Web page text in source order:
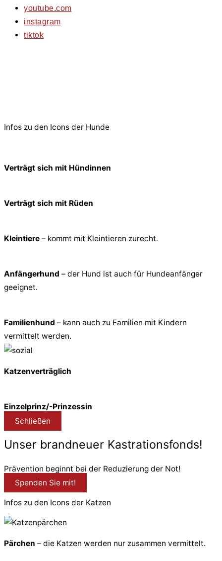
youtube.com
instagram
tiktok
Infos zu den Icons der Hunde
Verträgt sich mit Hündinnen
Verträgt sich mit Rüden
Kleintiere – kommt mit Kleintieren zurecht.
Anfängerhund – der Hund ist auch für Hundeanfänger
geeignet.
Familienhund – kann auch zu Familien mit Kindern
vermittelt werden.
Katzenverträglich
Einzelprinz/-Prinzessin
Schließen
Unser brandneuer Kastrationsfonds!
Prävention beginnt bei der Reduzierung der Not!
Spenden Sie mit!
Infos zu den Icons der Katzen
Pärchen – die Katzen werden nur zusammen vermittelt.